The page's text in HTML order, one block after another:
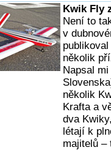
Kwik Fly
Není to
v
několik
Napsal
několik
Krafta a
dva
létají k
majitelů –